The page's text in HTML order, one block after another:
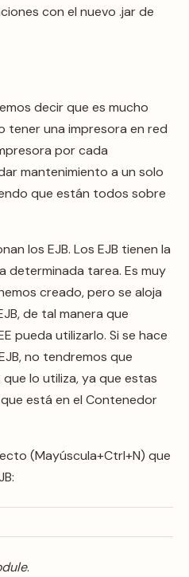
con el nuevo .jar de
decir que es mucho
tener una impresora en red
por cada
mantenimiento a un solo
que están todos sobre
los EJB. Los EJB tienen la
determinada tarea. Es muy
creado, pero se aloja
de tal manera que
pueda utilizarlo. Si se hace
no tendremos que
lo utiliza, ya que estas
está en el Contenedor
(Mayúscula+Ctrl+N) que
.